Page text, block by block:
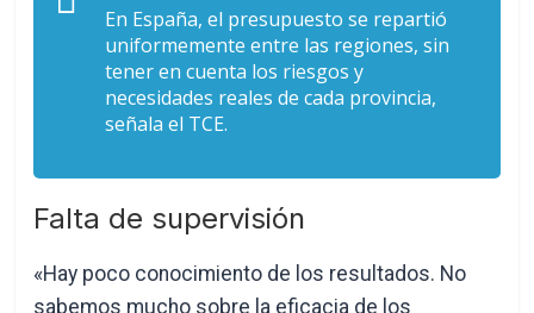
En España, el presupuesto se repartió
uniformemente entre las regiones, sin
tener en cuenta los riesgos y
necesidades reales de cada provincia,
señala el TCE.
Falta de supervisión
«Hay poco conocimiento de los resultados. No
sabemos mucho sobre la eficacia de los